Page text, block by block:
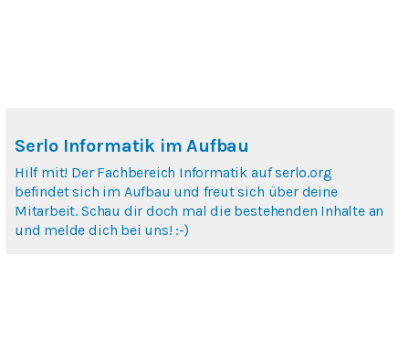
Serlo Informatik im Aufbau
Hilf mit! Der Fachbereich Informatik auf serlo.org
befindet sich im Aufbau und freut sich über deine
Mitarbeit. Schau dir doch mal die bestehenden Inhalte an
und melde dich bei uns! :-)